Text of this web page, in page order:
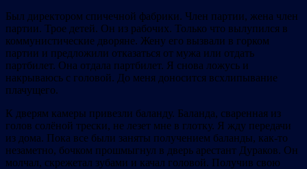
Был директором спичечной фабрики. Член партии, жена член
партии. Трое детей. Он из рабочих. Только что вылупился в
коммунистические дворяне. Жену его вызвали в горком
партии и предложили отказаться от мужа или отдать
партбилет. Она отдала партбилет. Я снова ложусь и
накрываюсь с головой. До меня доносится всхлипывание
плачущего.
К дверям камеры привезли баланду. Баланда, сваренная из
голов солёной трески, не лезет мне в глотку. Я жду передачи
из дома. Пока все были заняты получением баланды, как-то
незаметно, бочком прошмыгнул в дверь арестант Дураков. Он
молчал, скрежетал зубами и качал головой. Получив свою